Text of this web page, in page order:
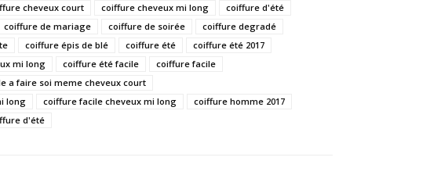
cheveux court coiffure cheveux mi long
coiffure d'été
coiffure de mariage coiffure de soirée
coiffure degradé
coiffure épis de blé coiffure été
coiffure été 2017
mi long coiffure été facile
coiffure facile
a faire soi meme cheveux court
long
coiffure facile cheveux mi long
coiffure homme 2017
d'été